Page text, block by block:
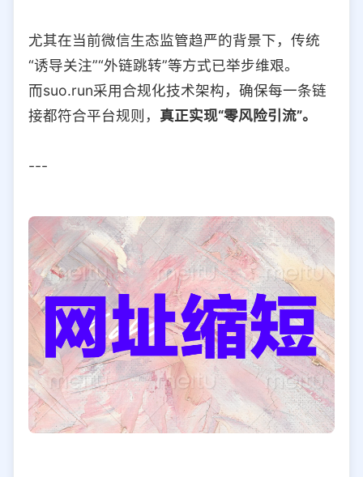
尤其在当前微信生态监管趋严的背景下，传统
“诱导关注”“外链跳转”等方式已举步维艰。
而suo.run采用合规化技术架构，确保每一条链
接都符合平台规则， 真正实现“零风险引流”。
---